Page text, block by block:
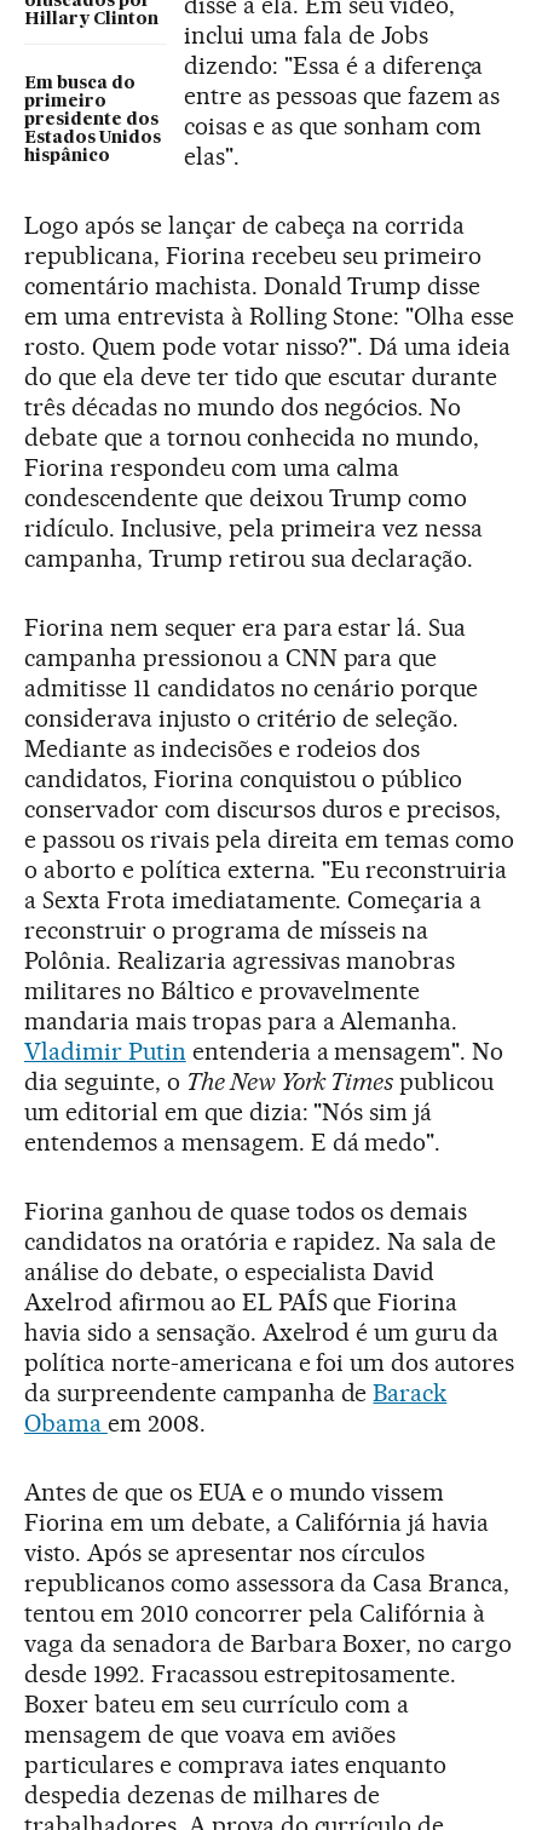
Hillary Clinton
Em busca do
primeiro
presidente dos
Estados Unidos
hispânico
inclui uma fala de Jobs
dizendo: "Essa é a diferença
entre as pessoas que fazem as
coisas e as que sonham com
elas".
Logo após se lançar de cabeça na corrida
republicana, Fiorina recebeu seu primeiro
comentário machista. Donald Trump disse
em uma entrevista à Rolling Stone: "Olha esse
rosto. Quem pode votar nisso?". Dá uma ideia
do que ela deve ter tido que escutar durante
três décadas no mundo dos negócios. No
debate que a tornou conhecida no mundo,
Fiorina respondeu com uma calma
condescendente que deixou Trump como
ridículo. Inclusive, pela primeira vez nessa
campanha, Trump retirou sua declaração.
Fiorina nem sequer era para estar lá. Sua
campanha pressionou a CNN para que
admitisse 11 candidatos no cenário porque
considerava injusto o critério de seleção.
Mediante as indecisões e rodeios dos
candidatos, Fiorina conquistou o público
conservador com discursos duros e precisos,
e passou os rivais pela direita em temas como
o aborto e política externa. "Eu reconstruiria
a Sexta Frota imediatamente. Começaria a
reconstruir o programa de mísseis na
Polônia. Realizaria agressivas manobras
militares no Báltico e provavelmente
mandaria mais tropas para a Alemanha.
Vladimir Putin entenderia a mensagem". No
dia seguinte, o The New York Times publicou
um editorial em que dizia: "Nós sim já
entendemos a mensagem. E dá medo".
Fiorina ganhou de quase todos os demais
candidatos na oratória e rapidez. Na sala de
análise do debate, o especialista David
Axelrod afirmou ao EL PAÍS que Fiorina
havia sido a sensação. Axelrod é um guru da
política norte-americana e foi um dos autores
da surpreendente campanha deBarack
Obama em 2008.
Antes de que os EUA e o mundo vissem
Fiorina em um debate, a Califórnia já havia
visto. Após se apresentar nos círculos
republicanos como assessora da Casa Branca,
tentou em 2010 concorrer pela Califórnia à
vaga da senadora de Barbara Boxer, no cargo
desde 1992. Fracassou estrepitosamente.
Boxer bateu em seu currículo com a
mensagem de que voava em aviões
particulares e comprava iates enquanto
despedia dezenas de milhares de